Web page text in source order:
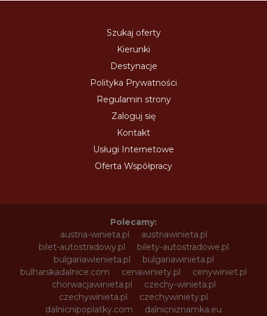
Szukaj oferty
Kierunki
Destynacje
Polityka Prywatności
Regulamin strony
Zaloguj się
Kontakt
Usługi Internetowe
Oferta Współpracy
Polecamy:
austria-winieta.pl
austriawinieta.pl
bilet-autostradowy.pl
bilety-autostradowe.pl
bulgariawienieta.pl
bulgariawinieta.pl
bulharskadalnice.com
cenawiniety.pl
cenywiniet.pl
chorwacjawinieta.pl
czechy-winieta.pl
czechywinieta.pl
czechywiniety.pl
dalnicnipoplatky.com
dalnicniznamka.eu